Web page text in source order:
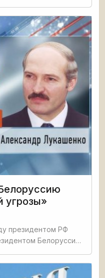
по вопросам
угрозы»
президентом РФ
Белоруссии
сайты